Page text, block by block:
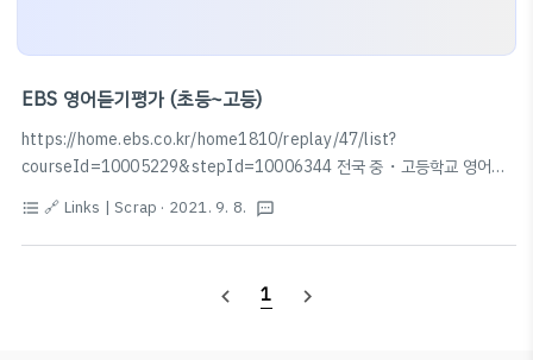
EBS 영어듣기평가 (초등~고등)
https://home.ebs.co.kr/home1810/replay/47/list?
courseId=10005229&stepId=10006344 전국 중・고등학교 영어듣
기 능력평가 | Radio - 교육의 중심 EBS home.ebs.co.kr 영어듣기평가
EBS 공식 자료입니다. 2006~2021 자료가 탑재되어 있습니다.
format_list_bulleted 🔗 Links | Scrap · 2021. 9. 8. textsms
navigate_before 1 navigate_next